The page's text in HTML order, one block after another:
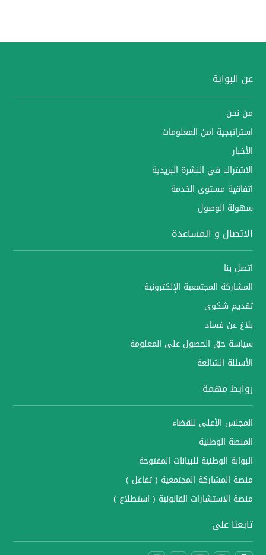
عن البوابة
من نحن
استراتيجية امن المعلومات
الأخبار
الاشتراك في النشرة البريدية
اتفاقية مستوى الخدمة
سهولة الوصول
الاتصال و المساعدة
اتصل بنا
المشاركة المجتمعية الإلكترونية
تقديم شكوى
بلاغ عن فساد
سياسة حق الحصول على المعلومة
الأسئلة الشائعة
روابط مهمة
المجلس الأعلى للقضاء
المنصة الوطنية
البوابة الوطنية للبيانات المفتوحة
منصة المشاركة المجتمعية ( تفاعل )
منصة الاستشارات القانونية ( استطلاع )
تابعنا على